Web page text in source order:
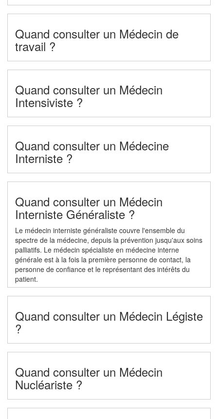
Quand consulter un Médecin de
travail ?
Quand consulter un Médecin
Intensiviste ?
Quand consulter un Médecine
Interniste ?
Quand consulter un Médecin
Interniste Généraliste ?
Le médecin interniste généraliste couvre l'ensemble du
spectre de la médecine, depuis la prévention jusqu'aux soins
palliatifs. Le médecin spécialiste en médecine interne
générale est à la fois la première personne de contact, la
personne de confiance et le représentant des intérêts du
patient.
Quand consulter un Médecin Légiste
?
Quand consulter un Médecin
Nucléariste ?